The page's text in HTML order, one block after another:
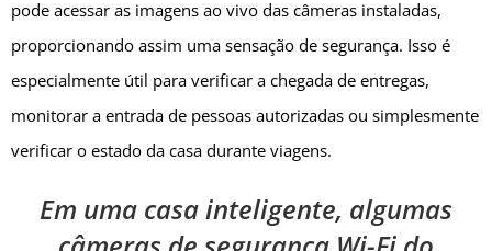
pode acessar as imagens ao vivo das câmeras instaladas,
proporcionando assim uma sensação de segurança. Isso é
especialmente útil para verificar a chegada de entregas,
monitorar a entrada de pessoas autorizadas ou simplesmente
verificar o estado da casa durante viagens.
Em uma casa inteligente, algumas